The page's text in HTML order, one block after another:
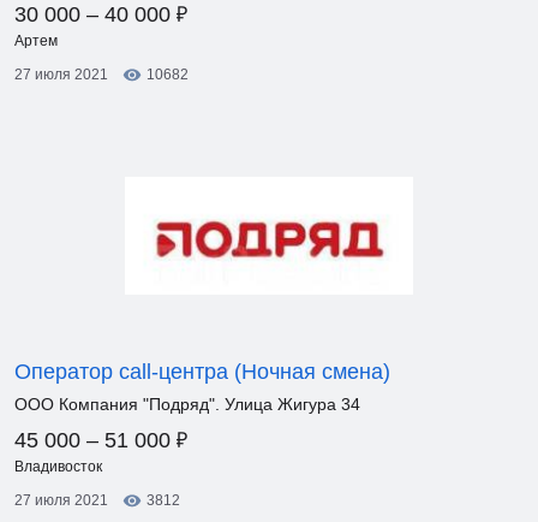
30 000 – 40 000 ₽
Артем
27 июля 2021
10682
Оператор call-центра (Ночная смена)
ООО Компания "Подряд". Улица Жигура 34
45 000 – 51 000 ₽
Владивосток
27 июля 2021
3812